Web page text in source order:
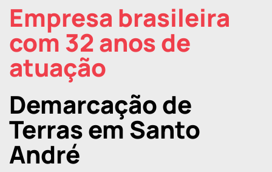
Empresa brasileira
com 32 anos de
atuação
Demarcação de
Terras em Santo
André